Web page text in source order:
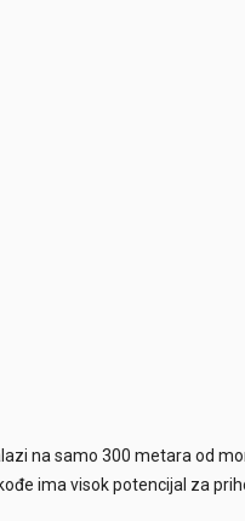
na samo 300 metara od
ima visok potencijal za